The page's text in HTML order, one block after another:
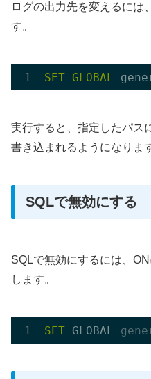
ログの出力先を変えるには
す。
SET GLOBAL
実行すると、指定したパス
書き込まれるようになりま
SQLで無効にする
SQLで無効にするには、
します。
SET GLOBAL